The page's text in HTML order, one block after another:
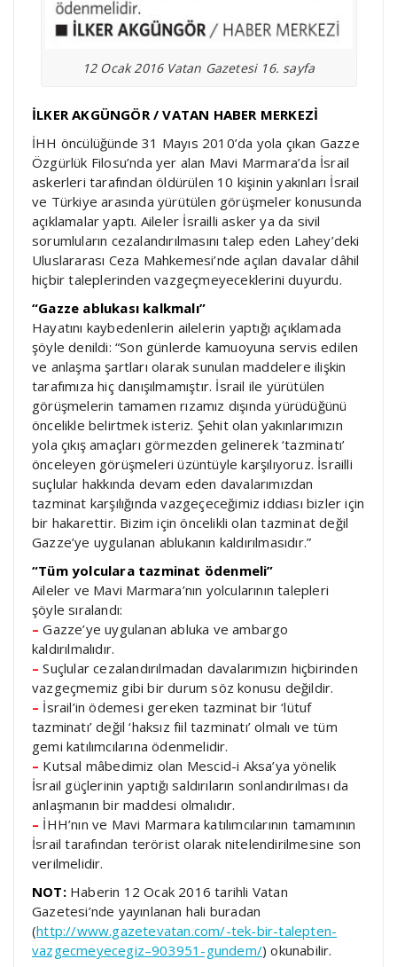
12 Ocak 2016 Vatan Gazetesi 16. sayfa
İLKER AKGÜNGÖR / VATAN HABER MERKEZİ
İHH öncülüğünde 31 Mayıs 2010’da yola çıkan Gazze
Özgürlük Filosu’nda yer alan Mavi Marmara’da İsrail
askerleri tarafından öldürülen 10 kişinin yakınları İsrail
ve Türkiye arasında yürütülen görüşmeler konusunda
açıklamalar yaptı. Aileler İsrailli asker ya da sivil
sorumluların cezalandırılmasını talep eden Lahey’deki
Uluslararası Ceza Mahkemesi’nde açılan davalar dâhil
hiçbir taleplerinden vazgeçmeyeceklerini duyurdu.
“Gazze ablukası kalkmalı”
Hayatını kaybedenlerin ailelerin yaptığı açıklamada
şöyle denildi: “Son günlerde kamuoyuna servis edilen
ve anlaşma şartları olarak sunulan maddelere ilişkin
tarafımıza hiç danışılmamıştır. İsrail ile yürütülen
görüşmelerin tamamen rızamız dışında yürüdüğünü
öncelikle belirtmek isteriz. Şehit olan yakınlarımızın
yola çıkış amaçları görmezden gelinerek ‘tazminatı’
önceleyen görüşmeleri üzüntüyle karşılıyoruz. İsrailli
suçlular hakkında devam eden davalarımızdan
tazminat karşılığında vazgeçeceğimiz iddiası bizler için
bir hakarettir. Bizim için öncelikli olan tazminat değil
Gazze’ye uygulanan ablukanın kaldırılmasıdır.”
“Tüm yolculara tazminat ödenmeli”
Aileler ve Mavi Marmara’nın yolcularının talepleri
şöyle sıralandı:
– Gazze’ye uygulanan abluka ve ambargo
kaldırılmalıdır.
– Suçlular cezalandırılmadan davalarımızın hiçbirinden
vazgeçmemiz gibi bir durum söz konusu değildir.
– İsrail’in ödemesi gereken tazminat bir ‘lütuf
tazminatı’ değil ‘haksız fiil tazminatı’ olmalı ve tüm
gemi katılımcılarına ödenmelidir.
– Kutsal mâbedimiz olan Mescid-i Aksa’ya yönelik
İsrail güçlerinin yaptığı saldırıların sonlandırılması da
anlaşmanın bir maddesi olmalıdır.
– İHH’nın ve Mavi Marmara katılımcılarının tamamının
İsrail tarafından terörist olarak nitelendirilmesine son
verilmelidir.
NOT:Haberin 12 Ocak 2016 tarihli Vatan
Gazetesi’nde yayınlanan hali buradan
(http://www.gazetevatan.com/-tek-bir-talepten-
vazgecmeyecegiz–903951-gundem/) okunabilir.